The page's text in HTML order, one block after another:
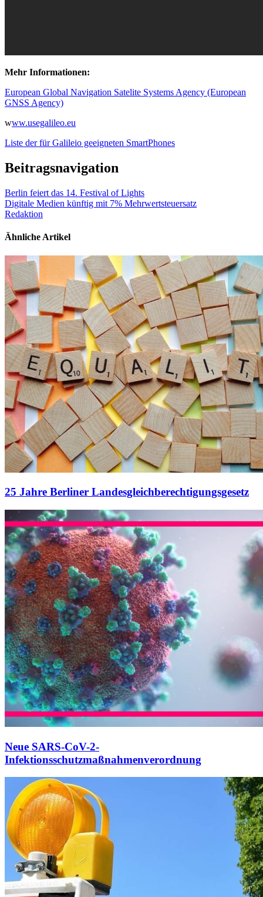
Mehr Informationen:
European Global Navigation Satelite Systems Agency (European
GNSS Agency)
www.usegalileo.eu
Liste der für Galileio geeigneten SmartPhones
Beitragsnavigation
Berlin feiert das 14. Festival of Lights
Digitale Medien künftig mit 7% Mehrwertsteuersatz
Redaktion
Ähnliche Artikel
25 Jahre Berliner Landesgleichberechtigungsgesetz
Neue SARS-CoV-2-
Infektionsschutzmaßnahmenverordnung